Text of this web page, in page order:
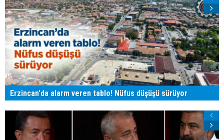
Erzincan'da alarm veren tablo! Nüfus düşüşü sürüyor